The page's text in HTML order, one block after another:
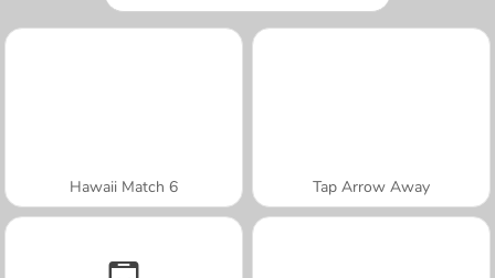
Hawaii Match 6 Tap Arrow Away